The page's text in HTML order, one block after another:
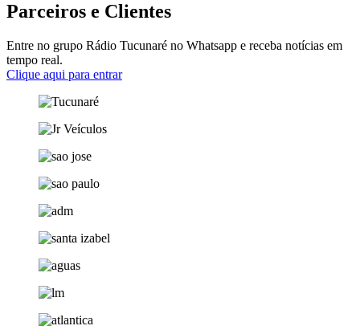
Parceiros e Clientes
Entre no grupo Rádio Tucunaré no Whatsapp e receba notícias em
tempo real.
Clique aqui para entrar